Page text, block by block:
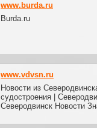
www.burda.ru
Burda.ru
www.vdvsn.ru
Новости из
судостроения |
Северодвинск Новости